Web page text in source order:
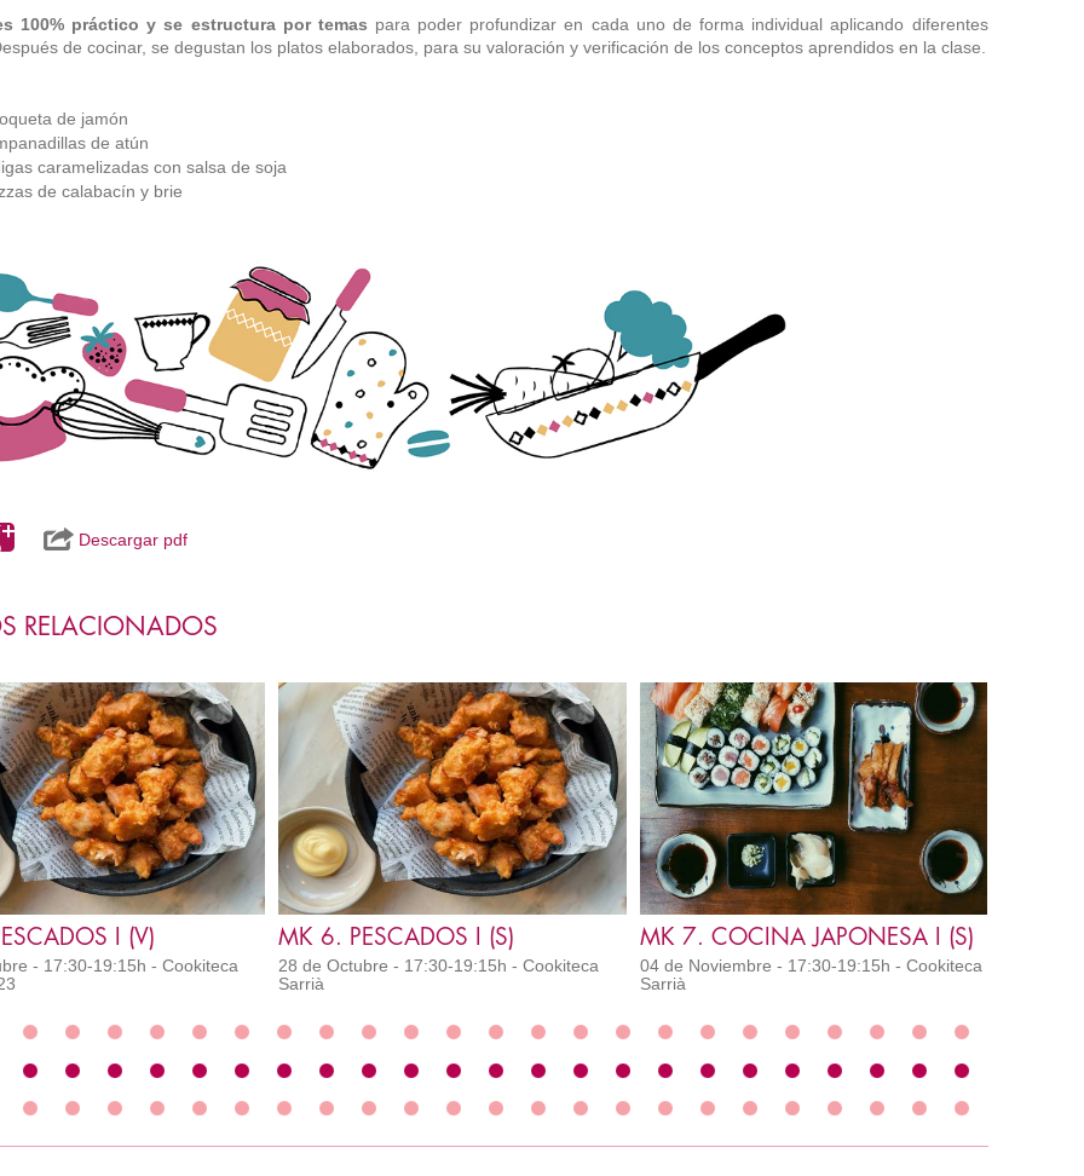
100% práctico y se estructura por temas para poder profundizar en cada uno de forma individual aplicando diferentes
de cocinar, se degustan los platos elaborados, para su valoración y verificación de los conceptos aprendidos en la clase.
de jamón
de atún
caramelizadas con salsa de soja
de calabacín y brie
Descargar pdf
RELACIONADOS
I (V)
- 17:30-19:15h - Cookiteca
MK 6. PESCADOS I (S)
28 de Octubre - 17:30-19:15h - Cookiteca
Sarrià
MK 7. COCINA JAPONESA I (S)
04 de Noviembre - 17:30-19:15h - Cookiteca
Sarrià